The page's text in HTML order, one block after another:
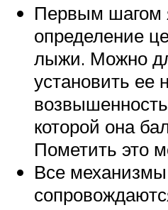
Первым шагом
определение
лыжи. Можно
установить ее
которой она
Пометить это
Все